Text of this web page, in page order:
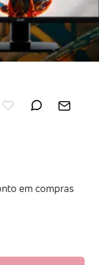
em compras